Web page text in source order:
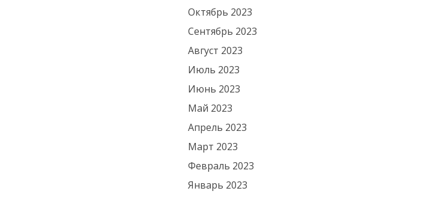
Октябрь 2023
Сентябрь 2023
Август 2023
Июль 2023
Июнь 2023
Май 2023
Апрель 2023
Март 2023
Февраль 2023
Январь 2023